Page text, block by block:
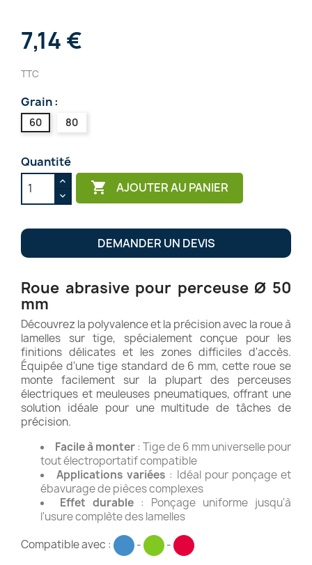
7,14 €
TTC
Grain :
60 80
Quantité
 AJOUTER AU PANIER
DEMANDER UN DEVIS
Roue abrasive pour perceuse Ø 50
mm
Découvrez la polyvalence et la précision avec la roue à
lamelles sur tige, spécialement conçue pour les
finitions délicates et les zones difficiles d'accès.
Équipée d'une tige standard de 6 mm, cette roue se
monte facilement sur la plupart des perceuses
électriques et meuleuses pneumatiques, offrant une
solution idéale pour une multitude de tâches de
précision.
Facile à monter: Tige de 6 mm universelle pour
tout électroportatif compatible
Applications variées : Idéal pour ponçage et
ébavurage de pièces complexes
Effet durable : Ponçage uniforme jusqu'à
l'usure complète des lamelles
Compatible avec :
-
-